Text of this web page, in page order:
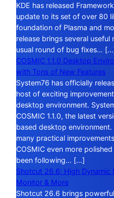
KDE has released
update to its set of over 80
foundation of Plasma and
release brings several
usual round of bug fixes…
COSMIC 1.1.0 Desktop
with Tons of New Features
System76 has officially
host of exciting
desktop environment.
COSMIC 1.1.0, the latest
based desktop
many practical
COSMIC even more
been following… […]
Shotcut 26.6: High Dynamic
Monitor & More
Shotcut 26.6 brings